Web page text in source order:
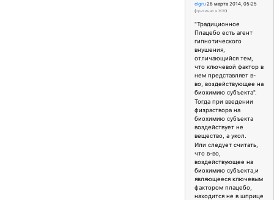
elgru 28 марта 2014, 05:25
(оригинал в ЖЖ)
"Традиционное
Плацебо есть агент
гипнотического
внушения,
отличающийся тем,
что ключевой фактор в
нем представляет в-
во, воздействующее на
биохимию субъекта".
Тогда при введении
физраствора на
биохимию субъекта
воздействует не
вещество, а укол.
Или следует считать,
что в-во,
воздействующее на
биохимию субъекта,и
являющееся ключевым
фактором плацебо,
находится не в шприце